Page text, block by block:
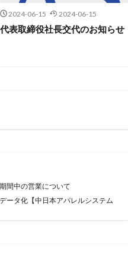
2024-06-15 2024-06-15
代表取締役社長交代のお知らせ
間中の営業について
ータ化【中日本アパレルシステム